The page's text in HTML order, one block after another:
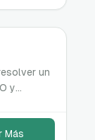
un
y
Más